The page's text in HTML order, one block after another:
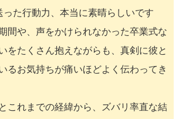
った行動力、本当に素晴らしいです
間や、声をかけられなかった卒業式な
をたくさん抱えながらも、真剣に彼と
るお気持ちが痛いほどよく伝わってき
これまでの経緯から、ズバリ率直な結